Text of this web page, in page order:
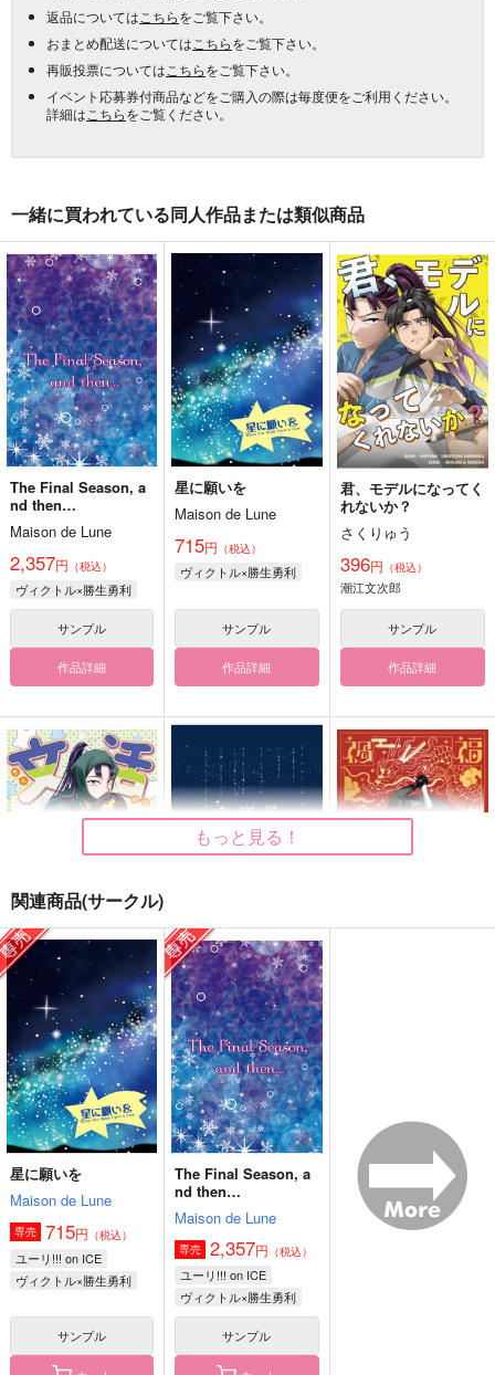
返品については こちらをご覧下さい。
おまとめ配送については こちらをご覧下さい。
再販投票については こちらをご覧下さい。
イベント応募券付商品などをご購入の際は毎度便をご利用ください。
詳細は こちらをご覧ください。
一緒に買われている同人作品または類似商品
The Final Season, a
nd then…
Maison de Lune
2,357円 （税込）
ヴィクトル×勝生勇利
サンプル
作品詳細
星に願いを
Maison de Lune
715円 （税込）
ヴィクトル×勝生勇利
サンプル
作品詳細
君、モデルになってく
れないか？
さくりゅう
396円 （税込）
潮江文次郎
サンプル
作品詳細
文活してますか？
さくりゅう
472 円（税込）
立花仙蔵×潮江文次郎
サンプル
作品詳細
誰も寝てはならぬ
crucian
1,257円（税込）
一ノ瀬トキヤ×一十木音也
サンプル
作品詳細 作品詳細
もっと見る！
関連商品(サークル)
星に願いを
Maison de Lune
専売 715円 （税込）
ユーリ!!! on ICE
ヴィクトル×勝生勇利
サンプル
The Final Season, a
nd then…
Maison de Lune
専売 2,357円 （税込）
ユーリ!!! on ICE
ヴィクトル×勝生勇利
サンプル